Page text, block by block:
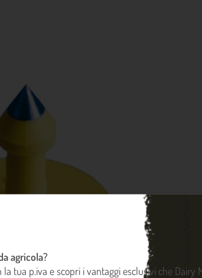
agricola?
la tua p.iva e scopri i vantaggi esclusivi che